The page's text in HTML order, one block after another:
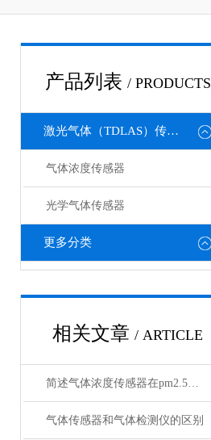
产品列表 / PRODUCTS
激光气体（TDLAS）传感器
气体浓度传感器
光学气体传感器
更多分类
相关文章 / ARTICLE
简述气体浓度传感器在pm2.5检测中的应用
气体传感器和气体检测仪的区别